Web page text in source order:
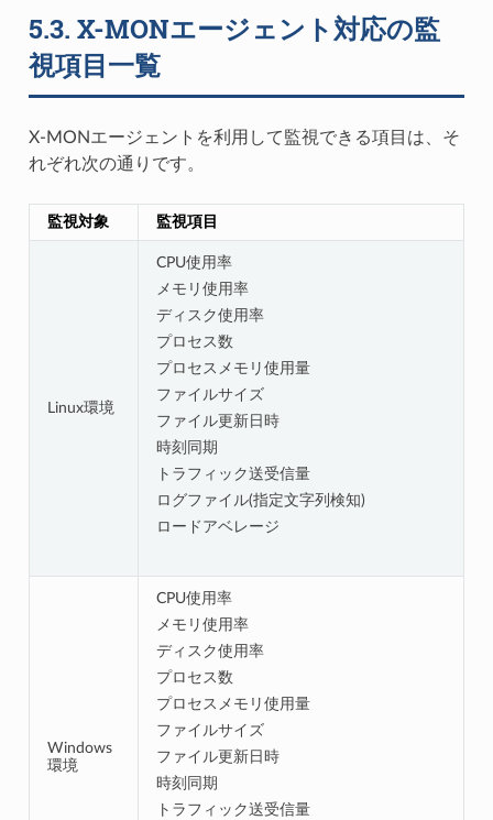
5.3. X-MONエージェント対応の監
視項目一覧
X-MONエージェントを利用して監視できる項目は、そ
れぞれ次の通りです。
監視対象 監視項目
Linux環境
CPU使用率
メモリ使用率
ディスク使用率
プロセス数
プロセスメモリ使用量
ファイルサイズ
ファイル更新日時
時刻同期
トラフィック送受信量
ログファイル(指定文字列検知)
ロードアベレージ
Windows
環境
CPU使用率
メモリ使用率
ディスク使用率
プロセス数
プロセスメモリ使用量
ファイルサイズ
ファイル更新日時
時刻同期
トラフィック送受信量